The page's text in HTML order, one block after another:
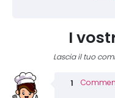
I
Lascia il tuo